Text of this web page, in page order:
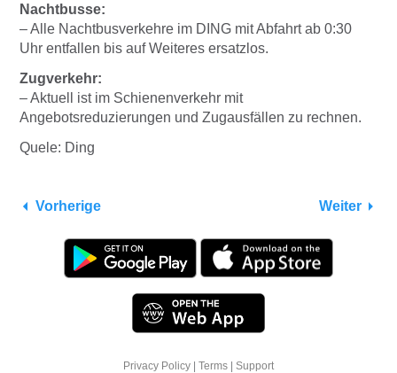
Nachtbusse:
– Alle Nachtbusverkehre im DING mit Abfahrt ab 0:30
Uhr entfallen bis auf Weiteres ersatzlos.
Zugverkehr:
– Aktuell ist im Schienenverkehr mit
Angebotsreduzierungen und Zugausfällen zu rechnen.
Quele: Ding
Vorherige Weiter
Privacy Policy Terms Support